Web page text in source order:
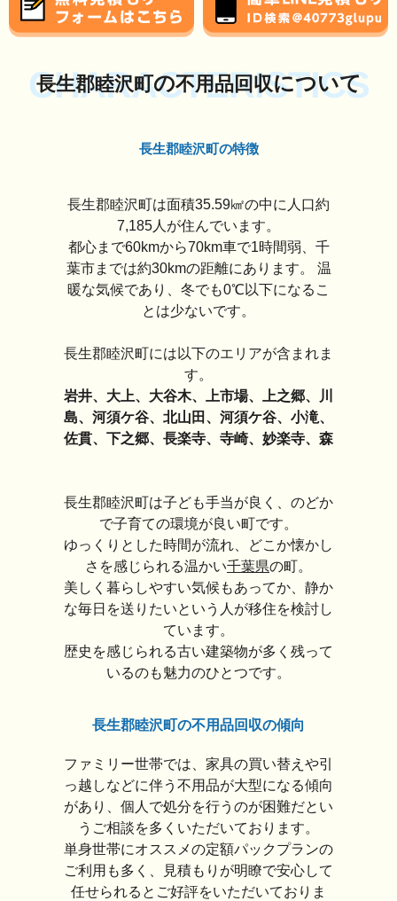
CHARACTERISTICS
長生郡睦沢町の不用品回収について
長生郡睦沢町の特徴
長生郡睦沢町は面積35.59㎢の中に人口約
7,185人が住んでいます。
都心まで60kmから70km車で1時間弱、千
葉市までは約30kmの距離にあります。 温
暖な気候であり、冬でも0℃以下になるこ
とは少ないです。
長生郡睦沢町には以下のエリアが含まれま
す。
岩井、大上、大谷木、上市場、上之郷、川
島、河須ケ谷、北山田、河須ケ谷、小滝、
佐貫、下之郷、長楽寺、寺崎、妙楽寺、森
長生郡睦沢町は子ども手当が良く、のどか
で子育ての環境が良い町です。
ゆっくりとした時間が流れ、どこか懐かし
さを感じられる温かい千葉県の町。
美しく暮らしやすい気候もあってか、静か
な毎日を送りたいという人が移住を検討し
ています。
歴史を感じられる古い建築物が多く残って
いるのも魅力のひとつです。
長生郡睦沢町の不用品回収の傾向
ファミリー世帯では、家具の買い替えや引
っ越しなどに伴う不用品が大型になる傾向
があり、個人で処分を行うのが困難だとい
うご相談を多くいただいております。
単身世帯にオススメの定額パックプランの
ご利用も多く、見積もりが明瞭で安心して
任せられるとご好評をいただいておりま